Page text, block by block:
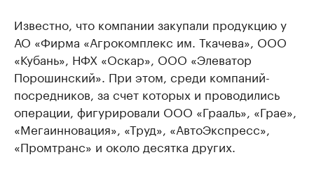
Известно, что компании закупали продукцию у
АО «Фирма «Агрокомплекс им. Ткачева», ООО
«Кубань», НФХ «Оскар», ООО «Элеватор
Порошинский». При этом, среди компаний-
посредников, за счет которых и проводились
операции, фигурировали ООО «Грааль», «Грае»,
«Мегаинновация», «Труд», «АвтоЭкспресс»,
«Промтранс» и около десятка других.